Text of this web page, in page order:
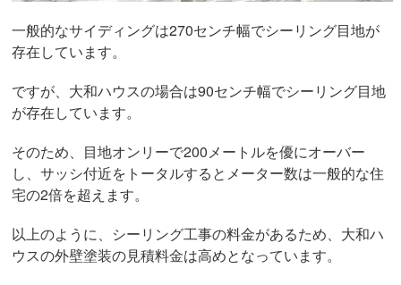
一般的なサイディングは270センチ幅でシーリング目地が
存在しています。
ですが、大和ハウスの場合は90センチ幅でシーリング目地
が存在しています。
そのため、目地オンリーで200メートルを優にオーバー
し、サッシ付近をトータルするとメーター数は一般的な住
宅の2倍を超えます。
以上のように、シーリング工事の料金があるため、大和ハ
ウスの外壁塗装の見積料金は高めとなっています。